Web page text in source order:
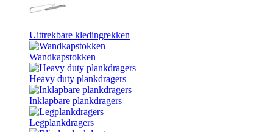
Uittrekbare kledingrekken
Wandkapstokken
Heavy duty plankdragers
Inklapbare plankdragers
Legplankdragers